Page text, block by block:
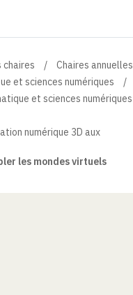
chaires
Chaires annuelles
et sciences numériques
et sciences numériques
numérique 3D aux
les mondes virtuels